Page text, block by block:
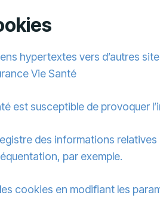
hypertextes vers d’autres
Vie Santé
est susceptible de provoquer
des informations
par exemple.
cookies en modifiant les